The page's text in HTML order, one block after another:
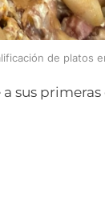
de platos
sus